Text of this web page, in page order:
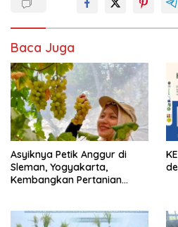
Baca Juga
Asyiknya Petik Anggur di
Sleman, Yogyakarta,
Kembangkan Pertanian